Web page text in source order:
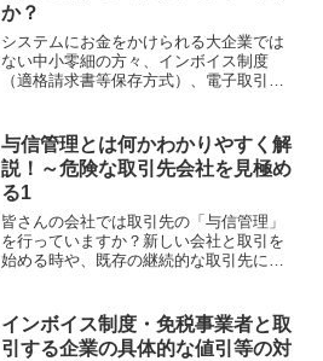
か？
システムにお金をかけられる大企業では
ない中小零細の方々、インボイス制度
（適格請求書等保存方式）、電子取引制
頭を悩ませている関係者の方と問題を共
有したく、書きました。
与信管理とは何かわかりやすく解
説！～危険な取引先会社を見極め
る1
皆さんの会社では取引先の「与信管理」
を行っていますか？新しい会社と取引を
始める時や、既存の継続的な取引先につ
基礎的な知識についてわかりやすく解説
しています。
インボイス制度・免税事業者と取
引する企業の具体的な値引等の対